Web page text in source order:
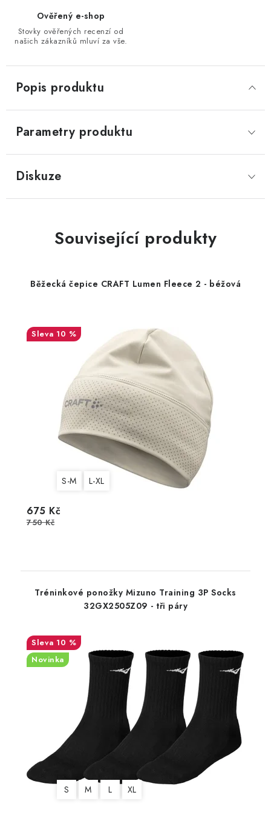
Ověřený e-shop
Stovky ověřených recenzí od
našich zákazníků mluví za vše.
Popis produktu
Parametry produktu
Diskuze
Související produkty
Běžecká čepice CRAFT Lumen Fleece 2 - béžová
10 %
S-M L-XL
675 Kč
750 Kč
Tréninkové ponožky Mizuno Training 3P Socks
32GX2505Z09 - tři páry
10 %
Novinka
S M L XL